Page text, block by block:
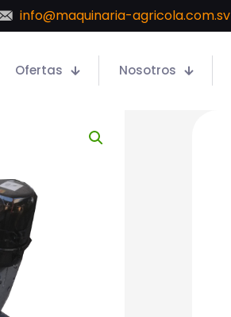
info@maquinaria-agricola.com.sv
Ofertas Nosotros